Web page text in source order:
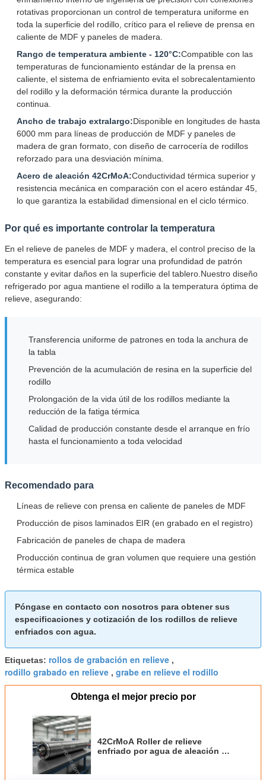
rotativas proporcionan un control de temperatura uniforme en
toda la superficie del rodillo, crítico para el relieve de prensa en
caliente de MDF y paneles de madera.
Rango de temperatura ambiente - 120°C:Compatible con las
temperaturas de funcionamiento estándar de la prensa en
caliente, el sistema de enfriamiento evita el sobrecalentamiento
del rodillo y la deformación térmica durante la producción
continua.
Ancho de trabajo extralargo:Disponible en longitudes de hasta
6000 mm para líneas de producción de MDF y paneles de
madera de gran formato, con diseño de carrocería de rodillos
reforzado para una desviación mínima.
Acero de aleación 42CrMoA:Conductividad térmica superior y
resistencia mecánica en comparación con el acero estándar 45,
lo que garantiza la estabilidad dimensional en el ciclo térmico.
Por qué es importante controlar la temperatura
En el relieve de paneles de MDF y madera, el control preciso de la
temperatura es esencial para lograr una profundidad de patrón
constante y evitar daños en la superficie del tablero.Nuestro diseño
refrigerado por agua mantiene el rodillo a la temperatura óptima de
relieve, asegurando:
Transferencia uniforme de patrones en toda la anchura de
la tabla
Prevención de la acumulación de resina en la superficie del
rodillo
Prolongación de la vida útil de los rodillos mediante la
reducción de la fatiga térmica
Calidad de producción constante desde el arranque en frío
hasta el funcionamiento a toda velocidad
Recomendado para
Líneas de relieve con prensa en caliente de paneles de MDF
Producción de pisos laminados EIR (en grabado en el registro)
Fabricación de paneles de chapa de madera
Producción continua de gran volumen que requiere una gestión
térmica estable
Póngase en contacto con nosotros para obtener sus
especificaciones y cotización de los rodillos de relieve
enfriados con agua.
Etiquetas: rollos de grabación en relieve ,
rodillo grabado en relieve , grabe en relieve el rodillo
Obtenga el mejor precio por
42CrMoA Roller de relieve
enfriado por agua de aleación de